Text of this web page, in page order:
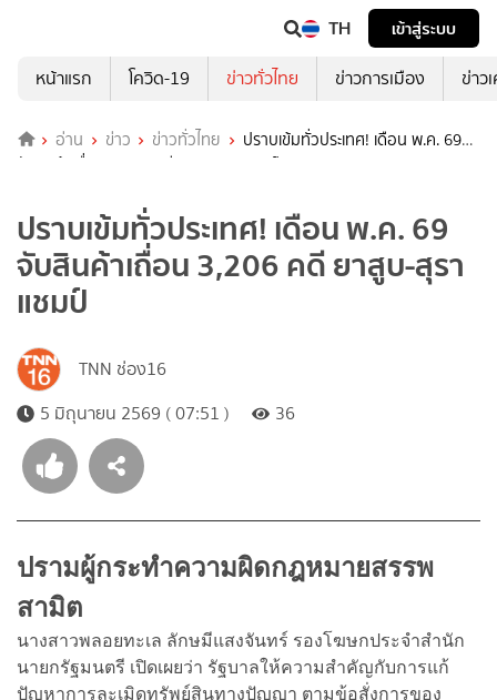
TH
เข้าสู่ระบบ
หน้าแรก
โควิด-19 ข่าวทั่วไทย ข่าวการเมือง ข่าว
อ่าน ข่าว ข่าวทั่วไทย
ปราบเข้มทั่วประเทศ! เดือน พ.ค. 69
จับสินค้าเถื่อน 3,206 คดี ยาสูบ-สุราแชมป์
ปราบเข้มทั่วประเทศ! เดือน พ.ค. 69
จับสินค้าเถื่อน 3,206 คดี ยาสูบ-สุรา
แชมป์
TNN ช่อง16
5 มิถุนายน 2569 ( 07:51 )
36
ปรามผู้กระทำความผิดกฎหมายสรรพ
สามิต
นางสาวพลอยทะเล ลักษมีแสงจันทร์ รองโฆษกประจำสำนัก
นายกรัฐมนตรี เปิดเผยว่า รัฐบาลให้ความสำคัญกับการแก้
ปัญหาการละเมิดทรัพย์สินทางปัญญา ตามข้อสั่งการของ